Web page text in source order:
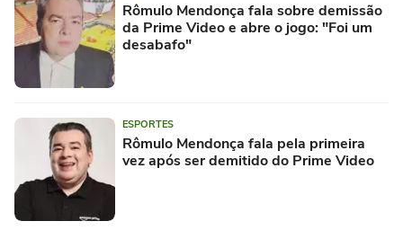
Rômulo Mendonça fala sobre demissão
da Prime Video e abre o jogo: "Foi um
desabafo"
ESPORTES
Rômulo Mendonça fala pela primeira
vez após ser demitido do Prime Video